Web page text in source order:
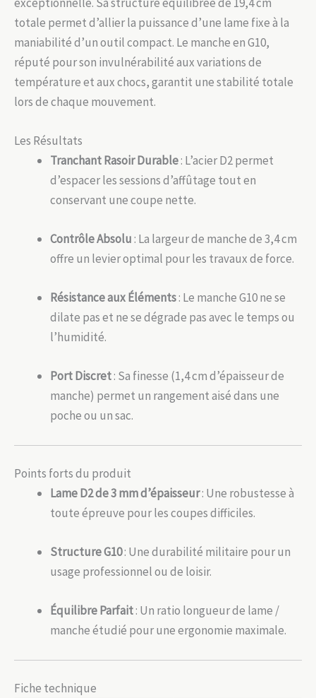
totale permet d’allier la puissance d’une lame fixe à la
maniabilité d’un outil compact. Le manche en G10,
réputé pour son invulnérabilité aux variations de
température et aux chocs, garantit une stabilité totale
lors de chaque mouvement.
Les Résultats
Tranchant Rasoir Durable: L’acier D2 permet
d’espacer les sessions d’affûtage tout en
conservant une coupe nette.
Contrôle Absolu: La largeur de manche de 3,4 cm
offre un levier optimal pour les travaux de force.
Résistance aux Éléments: Le manche G10 ne se
dilate pas et ne se dégrade pas avec le temps ou
l’humidité.
Port Discret: Sa finesse (1,4 cm d’épaisseur de
manche) permet un rangement aisé dans une
poche ou un sac.
Points forts du produit
Lame D2 de 3 mm d’épaisseur: Une robustesse à
toute épreuve pour les coupes difficiles.
Structure G10: Une durabilité militaire pour un
usage professionnel ou de loisir.
Équilibre Parfait: Un ratio longueur de lame /
manche étudié pour une ergonomie maximale.
Fiche technique